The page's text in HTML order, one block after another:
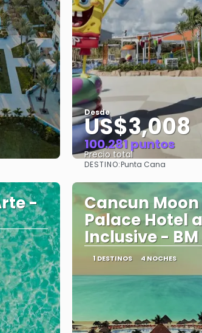
Desde
US$3,008
100.281 puntos
Precio total
Ver
DESTINO:Punta Cana
- Cancun Moon
Palace Hotel
Inclusive -
1 DESTINOS 4 NOCHES